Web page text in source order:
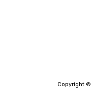
Copyright © |